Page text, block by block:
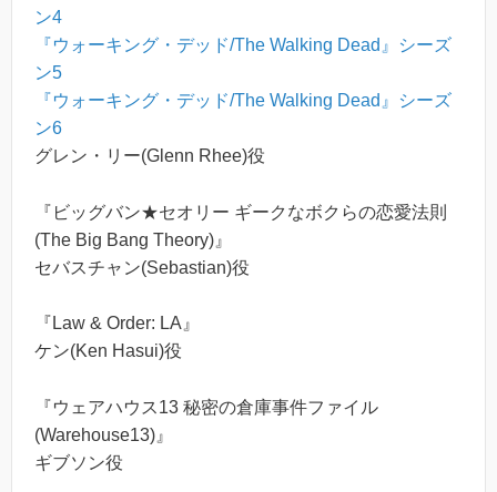
ン4
『ウォーキング・デッド/The Walking Dead』シーズ
ン5
『ウォーキング・デッド/The Walking Dead』シーズ
ン6
グレン・リー(Glenn Rhee)役
『ビッグバン★セオリー ギークなボクらの恋愛法則
(The Big Bang Theory)』
セバスチャン(Sebastian)役
『Law & Order: LA』
ケン(Ken Hasui)役
『ウェアハウス13 秘密の倉庫事件ファイル
(Warehouse13)』
ギブソン役